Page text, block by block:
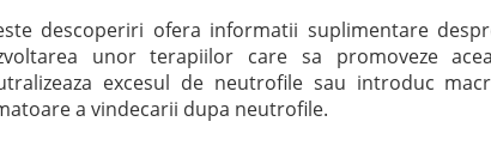
descoperiri ofera informatii suplimentare
unor terapiilor care sa promoveze
excesul de neutrofile sau introduc
a vindecarii dupa neutrofile.